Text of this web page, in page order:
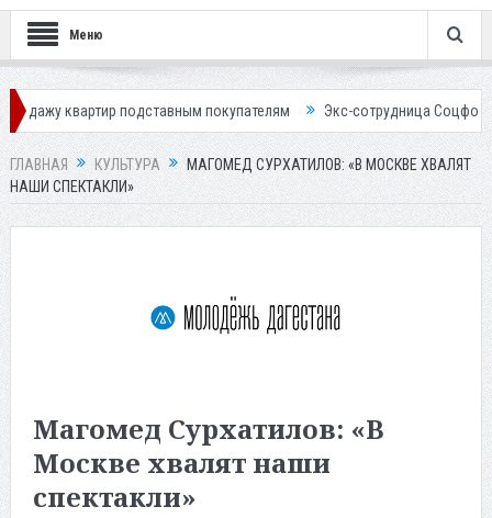
Меню
подставным покупателям Экс-сотрудница Соцфонда получила
ГЛАВНАЯ КУЛЬТУРА
МАГОМЕД СУРХАТИЛОВ: «В МОСКВЕ ХВАЛЯТ
НАШИ СПЕКТАКЛИ»
Магомед Сурхатилов: «В
Москве хвалят наши
спектакли»